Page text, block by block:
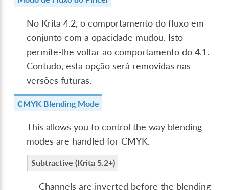
No Krita 4.2, o comportamento do fluxo em
conjunto com a opacidade mudou. Isto
permite-lhe voltar ao comportamento do 4.1.
Contudo, esta opção será removidas nas
versões futuras.
CMYK Blending Mode
This allows you to control the way blending
modes are handled for CMYK.
Subtractive (Krita 5.2+)
Channels are inverted before the blending